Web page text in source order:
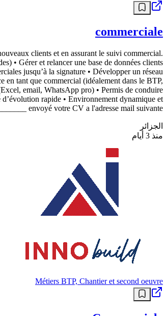
commerciale
clients et en assurant le suivi commercial.
• Gérer et relancer une base de données clients
jusqu’à la signature • Développer un réseau
tant que commercial (idéalement dans le BTP,
email, WhatsApp pro) • Permis de conduire
rapide • Environnement dynamique et
envoyé votre CV a l'adresse mail suivante:
الجزائر
منذ 3 أيام
Métiers BTP, Chantier et second oeuvre